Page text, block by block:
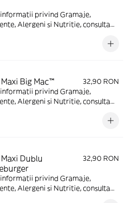
privind Gramaje,
Alergeni si Nutritie, consulta
Big Mac™
32,90 RON
privind Gramaje,
Alergeni si Nutritie, consulta
Dublu
32,90 RON
privind Gramaje,
Alergeni si Nutritie, consulta